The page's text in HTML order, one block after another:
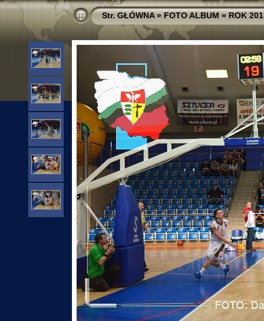
Str. GŁÓWNA»FOTO ALBUM»ROK